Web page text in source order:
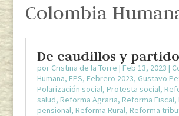
Colombia
De caudillos y
por Cristina de la Torre | Feb 13, 2023 |
Humana, EPS, Febrero 2023, Gustavo
Polarización social, Protesta social,
salud, Reforma Agraria, Reforma Fiscal,
pensional, Reforma Rural, Reforma